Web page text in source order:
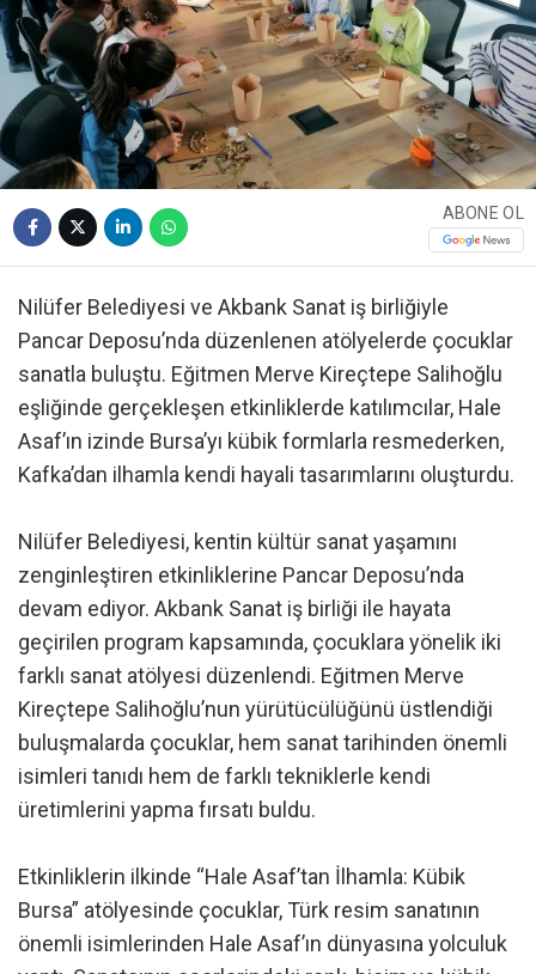
ABONE OL
Nilüfer Belediyesi ve Akbank Sanat iş birliğiyle
Pancar Deposu’nda düzenlenen atölyelerde çocuklar
sanatla buluştu. Eğitmen Merve Kireçtepe Salihoğlu
eşliğinde gerçekleşen etkinliklerde katılımcılar, Hale
Asaf’ın izinde Bursa’yı kübik formlarla resmederken,
Kafka’dan ilhamla kendi hayali tasarımlarını oluşturdu.
Nilüfer Belediyesi, kentin kültür sanat yaşamını
zenginleştiren etkinliklerine Pancar Deposu’nda
devam ediyor. Akbank Sanat iş birliği ile hayata
geçirilen program kapsamında, çocuklara yönelik iki
farklı sanat atölyesi düzenlendi. Eğitmen Merve
Kireçtepe Salihoğlu’nun yürütücülüğünü üstlendiği
buluşmalarda çocuklar, hem sanat tarihinden önemli
isimleri tanıdı hem de farklı tekniklerle kendi
üretimlerini yapma fırsatı buldu.
Etkinliklerin ilkinde “Hale Asaf’tan İlhamla: Kübik
Bursa” atölyesinde çocuklar, Türk resim sanatının
önemli isimlerinden Hale Asaf’ın dünyasına yolculuk